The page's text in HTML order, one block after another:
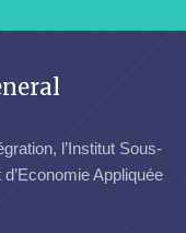
l’Institut Sous-
Appliquée